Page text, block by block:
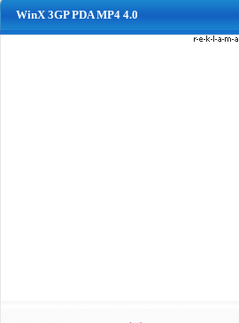
WinX 3GP PDA MP4 4.0